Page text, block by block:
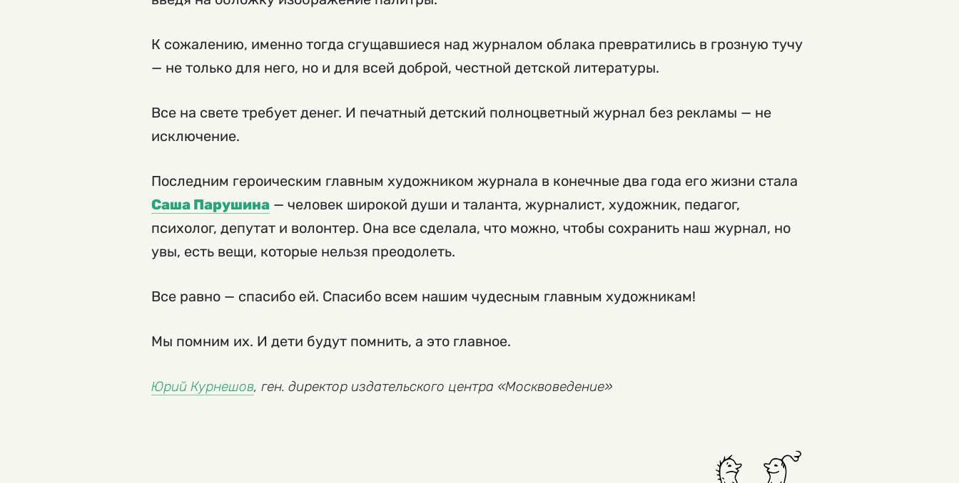
К сожалению, именно тогда сгущавшиеся над журналом облака превратились в грозную тучу
— не только для него, но и для всей доброй, честной детской литературы.
Все на свете требует денег. И печатный детский полноцветный журнал без рекламы — не
исключение.
Последним героическим главным художником журнала в конечные два года его жизни стала
Саша Парушина — человек широкой души и таланта, журналист, художник, педагог,
психолог, депутат и волонтер. Она все сделала, что можно, чтобы сохранить наш журнал, но
увы, есть вещи, которые нельзя преодолеть.
Все равно — спасибо ей. Спасибо всем нашим чудесным главным художникам!
Мы помним их. И дети будут помнить, а это главное.
Юрий Курнешов, ген. директор издательского центра «Москвоведение»